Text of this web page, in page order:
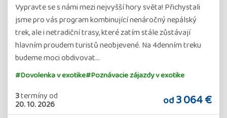
Vypravte se s námi mezi nejvyšší hory světa! Přichystali
jsme pro vás program kombinující nenáročný nepálský
trek, ale i netradiční trasy, které zatím stále zůstávají
hlavním proudem turistů neobjevené. Na 4denním treku
budeme moci obdivovat…
#Dovolenka v exotike#Poznávacie zájazdy v exotike
3termínyod
20. 10. 2026 od3 064 €